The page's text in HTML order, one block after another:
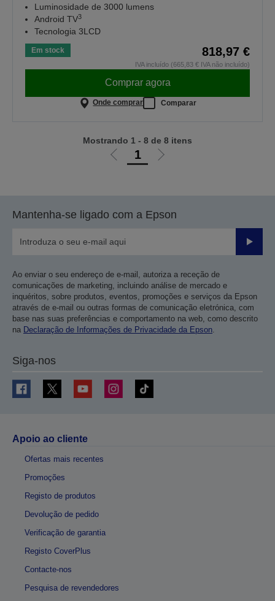
Luminosidade de 3000 lumens
Android TV3
Tecnologia 3LCD
Em stock 818,97 €
IVA incluído (665,83 € IVA não incluído)
Comprar agora
Onde comprar Comparar
Ir
anterior
1
Ir
página
Mostrando 1 - 8 de 8 itens
Mantenha-se ligado com a Epson
Enviar
Ao enviar o seu endereço de e-mail, autoriza a receção de
comunicações de marketing, incluindo análise de mercado e
inquéritos, sobre produtos, eventos, promoções e serviços da Epson
através de e-mail ou outras formas de comunicação eletrónica, com
base nas suas preferências e comportamento na web, como descrito
na Declaração de Informações de Privacidade da Epson
Siga-nos
Apoio ao cliente
Ofertas mais recentes
Promoções
Registo de produtos
Devolução de pedido
Verificação de garantia
Registo CoverPlus
Contacte-nos
Pesquisa de revendedores